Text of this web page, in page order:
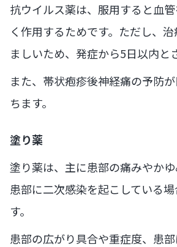
抗ウイルス薬は、服用すると血
く作用するためです。ただし、
ましいため、発症から5日以内と
また、帯状疱疹後神経痛の予防
ちます。
塗り薬
塗り薬は、主に患部の痛みやかゆ
患部に二次感染を起こしている
す。
患部の広がり具合や重症度、患